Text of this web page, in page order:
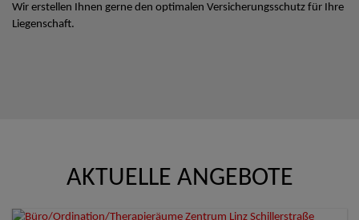
Wir erstellen Ihnen gerne den optimalen Versicherungsschutz für Ihre
Liegenschaft.
AKTUELLE ANGEBOTE